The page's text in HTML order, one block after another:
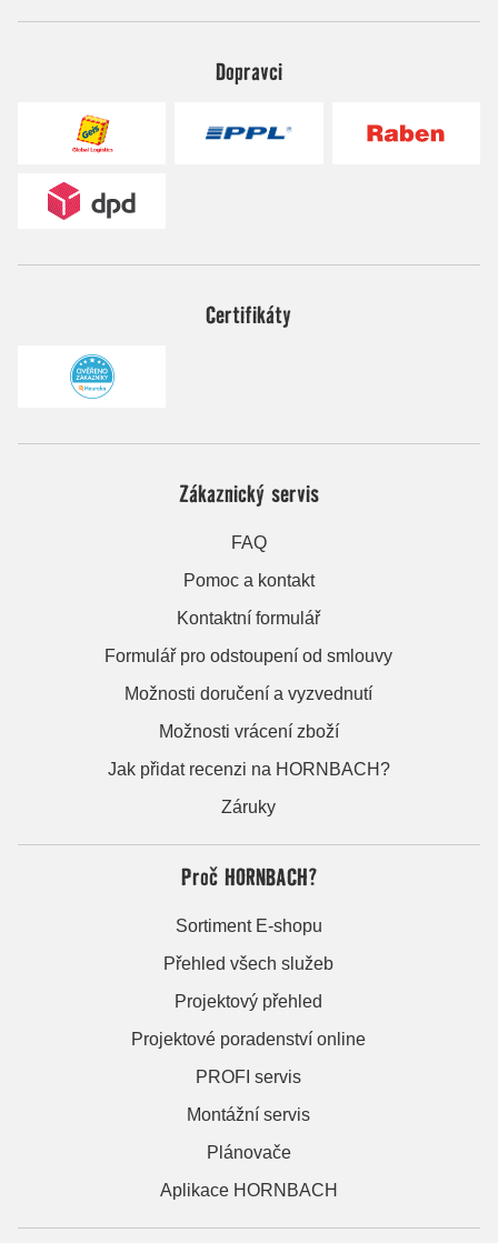
Dopravci
Certifikáty
Zákaznický servis
FAQ
Pomoc a kontakt
Kontaktní formulář
Formulář pro odstoupení od smlouvy
Možnosti doručení a vyzvednutí
Možnosti vrácení zboží
Jak přidat recenzi na HORNBACH?
Záruky
Proč HORNBACH?
Sortiment E-shopu
Přehled všech služeb
Projektový přehled
Projektové poradenství online
PROFI servis
Montážní servis
Plánovače
Aplikace HORNBACH